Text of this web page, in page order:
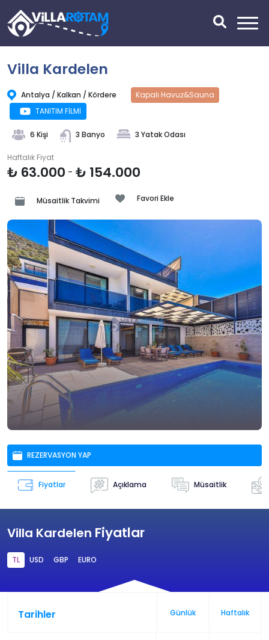
Villa Kardelen
Antalya / Kalkan / Kördere
Kapalı Havuz&Sauna
TANITIM FİLMİ
6 Kişi 3 Banyo 3 Yatak Odası
Haftalık Fiyat
₺ 63.000 - ₺ 154.000
Müsaitlik Takvimi Favori Ekle
REZERVASYON YAP
Fiyatlar Açıklama Müsaitlik
TL USD GBP EURO
Villa Kardelen Fiyatlar
Tarihler Günlük Haftalık